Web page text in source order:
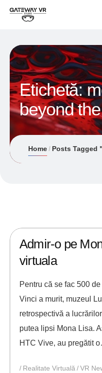
Etichetă:
beyond
Home Posts Tagged
Admir-o pe
virtuala
Pentru că se fac 500
Vinci a murit, muzeul
retrospectivă a
putea lipsi Mona Lisa.
HTC Vive, au pregătit
Realitate Virtuală VR